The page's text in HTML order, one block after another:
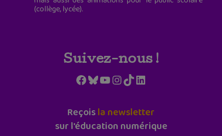
(collège, lycée).
Suivez-nous !
Facebook
Bluesky
YouTube
Instagram
TikTokLinkedIn
Reçoisla newsletter
sur l'éducation numérique